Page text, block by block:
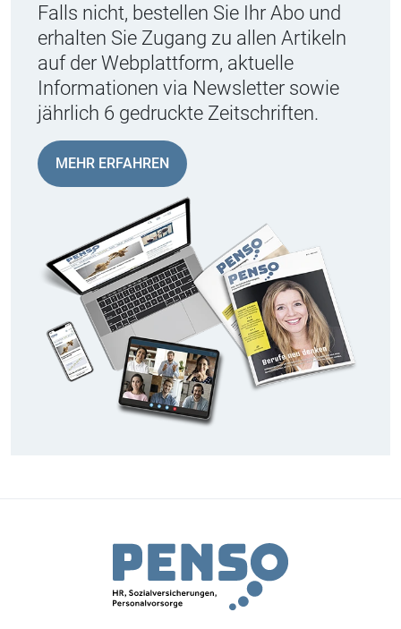
Falls nicht, bestellen Sie Ihr Abo und
erhalten Sie Zugang zu allen Artikeln
auf der Webplattform, aktuelle
Informationen via Newsletter sowie
jährlich 6 gedruckte Zeitschriften.
MEHR ERFAHREN